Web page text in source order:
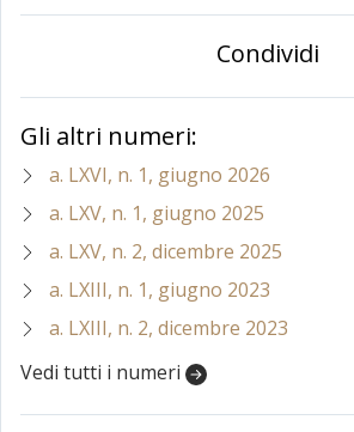
Condividi
Gli altri numeri:
a. LXVI, n. 1, giugno 2026
a. LXV, n. 1, giugno 2025
a. LXV, n. 2, dicembre 2025
a. LXIII, n. 1, giugno 2023
a. LXIII, n. 2, dicembre 2023
Vedi tutti i numeri